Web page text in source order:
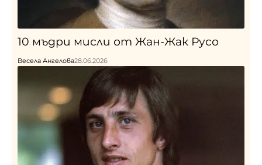
10 мъдри мисли от Жан-Жак Русо
Весела Ангелова28.06.2026